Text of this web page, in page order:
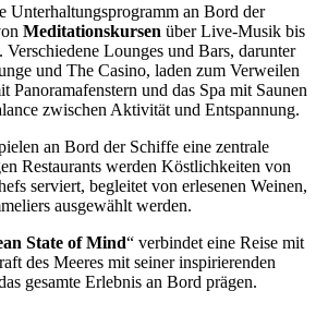
Unterhaltungsprogramm an Bord der
Meditationskursen über Live-Musik bis
Lounges und Bars, darunter
und The Casino, laden zum Verweilen
Panoramafenstern und das Spa mit Saunen
zwischen Aktivität und Entspannung.
an Bord der Schiffe eine zentrale
Restaurants werden Köstlichkeiten von
serviert, begleitet von erlesenen Weinen,
ausgewählt werden.
State of Mind“ verbindet eine Reise mit
des Meeres mit seiner inspirierenden
gesamte Erlebnis an Bord prägen.